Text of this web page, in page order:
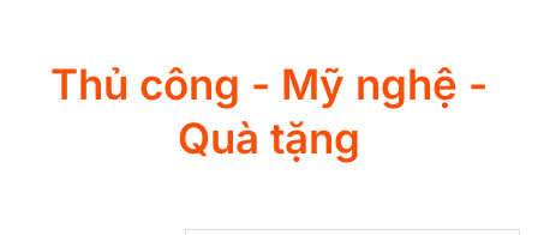
Thủ công - Mỹ nghệ -
Quà tặng